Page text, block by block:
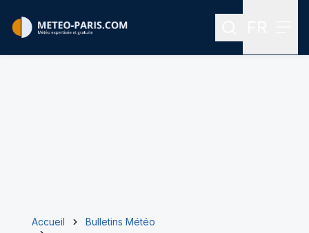
Rechercher
Accueil
Bulletins Météo